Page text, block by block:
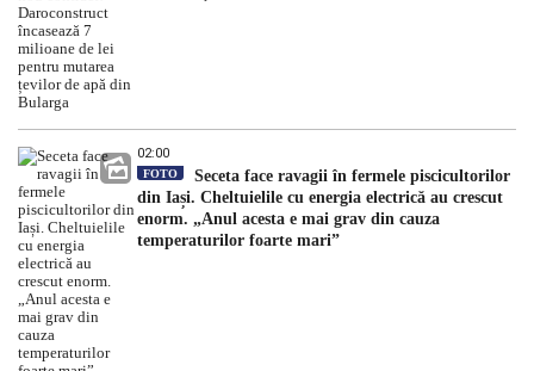
02:00
FOTO
Seceta face ravagii în fermele piscicultorilor
din Iași. Cheltuielile cu energia electrică au crescut
enorm. „Anul acesta e mai grav din cauza
temperaturilor foarte mari”